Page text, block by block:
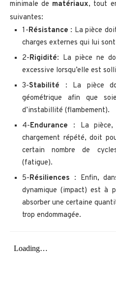
minimale de matériaux, tout
suivantes:
1-Résistance : La pièce
charges externes qui lui
2-Rigidité: La pièce ne
excessive lorsqu’elle est
3-Stabilité : La pièce
géométrique afin que
d’instabillité (flambement).
4-Endurance : La
chargement répété, doit
certain nombre de
(fatigue).
5-Résiliences : Enfin,
dynamique (impact) est à
absorber une certaine
trop endommagée.